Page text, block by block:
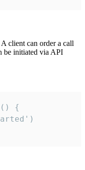
client can order a call
be initiated via API
{